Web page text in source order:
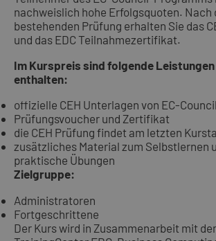
nachweislich hohe Erfolgsquoten. Nach
bestehenden Prüfung erhalten Sie das
und das EDC Teilnahmezertifikat.
Im Kurspreis sind folgende
enthalten:
offizielle CEH Unterlagen von EC-Council
Prüfungsvoucher und Zertifikat
die CEH Prüfung findet am letzten
zusätzliches Material zum Selbstlernen
praktische Übungen
Zielgruppe:
Administratoren
Fortgeschrittene
Der Kurs wird in Zusammenarbeit mit